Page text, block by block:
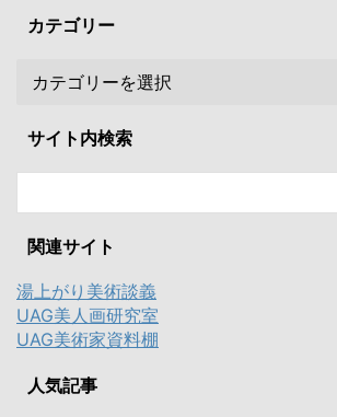
カテゴリー
サイト内検索
関連サイト
湯上がり美術談義
UAG美人画研究室
UAG美術家資料棚
人気記事